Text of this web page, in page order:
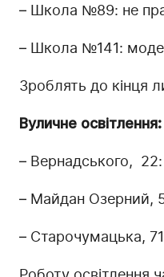
– Школа №89: не
– Школа №141:
Зроблять до кінця
Вуличне освітлення:
– Вернадського,
– Майдан Озерний,
– Старочумацька,